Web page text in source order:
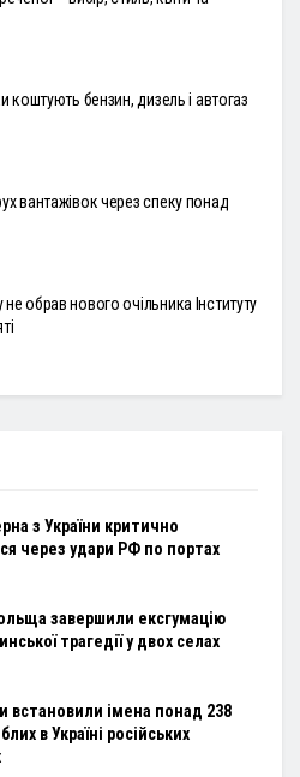
коштують бензин, дизель і автогаз
вантажівок через спеку понад
обрав нового очільника Інституту
з України критично
через удари РФ по портах
завершили ексгумацію
трагедії у двох селах
встановили імена понад 238
в Україні російських